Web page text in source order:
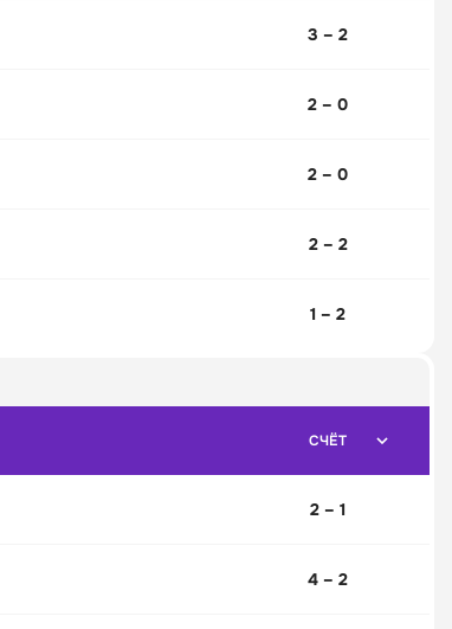
3 – 2
2 – 0
2 – 0
2 – 2
1 – 2
СЧЁТ
2 – 1
4 – 2